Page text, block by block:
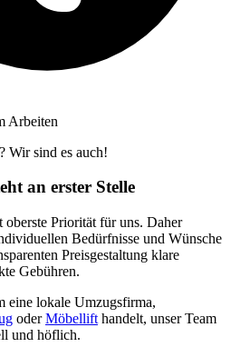
Arbeiten
Wir sind es auch!
an erster Stelle
oberste Priorität für uns. Daher
Bedürfnisse und Wünsche
Preisgestaltung klare
Gebühren.
eine lokale Umzugsfirma,
oderMöbellift handelt, unser Team
und höflich.